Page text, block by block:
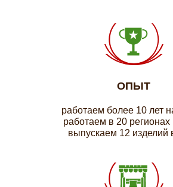
ОПЫТ
работаем более 10 лет
работаем в 20 регионах
выпускаем 12 изделий